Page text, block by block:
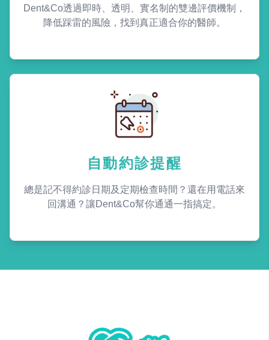
Dent&Co透過即時、透明、實名制的雙邊評價機制，
降低踩雷的風險，找到真正適合你的醫師。
自動約診提醒
總是記不得約診日期及定期檢查時間？還在用電話來
回溝通？讓Dent&Co幫你通通一指搞定。